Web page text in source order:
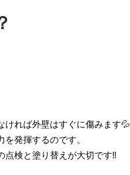
れば外壁はすぐに傷みます💦
発揮するのです。
点検と塗り替えが大切です‼️